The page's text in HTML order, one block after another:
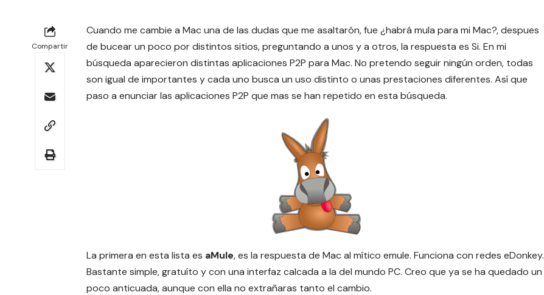
Compartir
Cuando me cambie a Mac una de las dudas que me asaltarón, fue ¿habrá mula para mi Mac?, despues
de bucear un poco por distintos sitios, preguntando a unos y a otros, la respuesta es Si. En mi
búsqueda aparecieron distintas aplicaciones P2P para Mac. No pretendo seguir ningún orden, todas
son igual de importantes y cada uno busca un uso distinto o unas prestaciones diferentes. Así que
paso a enunciar las aplicaciones P2P que mas se han repetido en esta búsqueda.
La primera en esta lista es aMule, es la respuesta de Mac al mítico emule. Funciona con redes eDonkey.
Bastante simple, gratuíto y con una interfaz calcada a la del mundo PC. Creo que ya se ha quedado un
poco anticuada, aunque con ella no extrañaras tanto el cambio.